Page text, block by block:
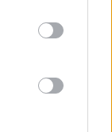
may click to
party tags to
below Google